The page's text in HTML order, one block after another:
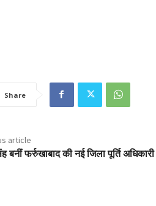
Share
article
बनीं फर्रुखाबाद की नई जिला पूर्ति अधिकारी